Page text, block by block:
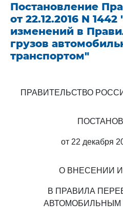
Постановление
от 22.12.2016 N
изменений в
грузов
транспортом"
ПРАВИТЕЛЬСТВО
от 22 декабря
О ВНЕСЕНИИ
В ПРАВИЛА
АВТОМОБИЛЬНЫМ